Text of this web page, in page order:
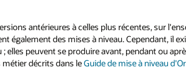
antérieures à celles plus récentes, sur
également des mises à niveau. Cependant, il
elles peuvent se produire avant, pendant ou
métier décrits dans leGuide de mise à niveau